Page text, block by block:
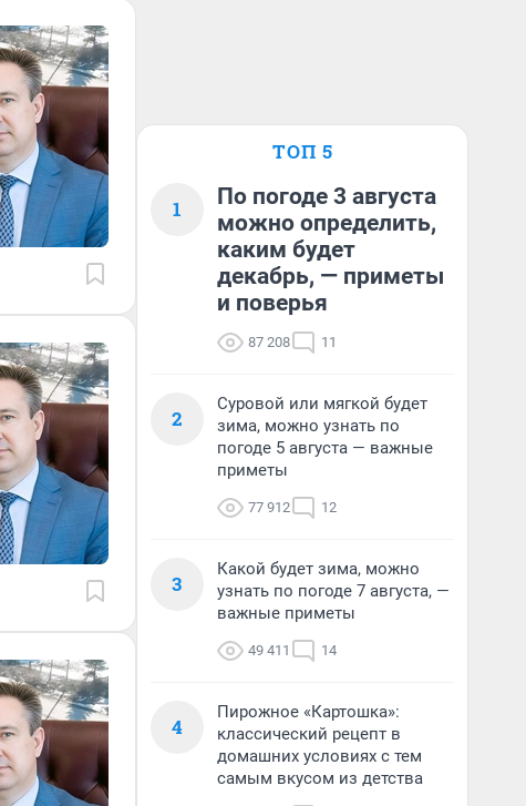
ТОП 5
1
По погоде 3 августа
можно определить,
каким будет
декабрь, — приметы
и поверья
87 208 11
2
Суровой или мягкой будет
зима, можно узнать по
погоде 5 августа — важные
приметы
77 912 12
3
Какой будет зима, можно
узнать по погоде 7 августа, —
важные приметы
49 411 14
4
Пирожное «Картошка»:
классический рецепт в
домашних условиях с тем
самым вкусом из детства